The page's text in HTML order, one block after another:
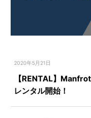
2020年5月21日
【RENTAL】
レンタル開始！